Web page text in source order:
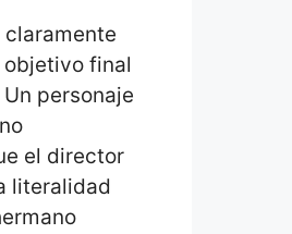
claramente
final
personaje
el director
literalidad